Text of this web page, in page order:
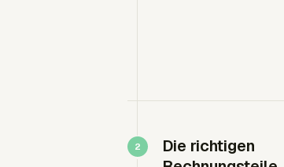
Die richtigen